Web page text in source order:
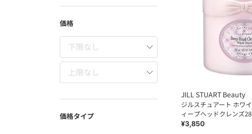
価格
価格タイプ
JILL STUART Beauty
ジルスチュアート ホワイトフローラル デ
ィープヘッドクレンズ
¥3,850